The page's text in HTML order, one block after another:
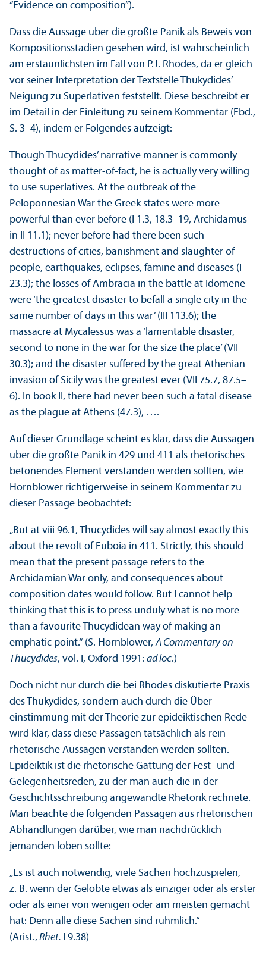
“Evidence on composition”).
Dass die Aussage über die größte Panik als Beweis von
Kompositions­stadien gesehen wird, ist wahrscheinlich
am erstaunlichsten im Fall von P.J. Rhodes, da er gleich
vor seiner Interpretation der Textstelle Thukydides’
Neigung zu Superlativen feststellt. Diese beschreibt er
im Detail in der Einleitung zu seinem Kommentar (Ebd.,
S. 3–4), indem er Folgendes aufzeigt:
Though Thucydides’ narrative manner is commonly
thought of as matter-of-fact, he is actually very willing
to use superlatives. At the outbreak of the
Peloponnesian War the Greek states were more
powerful than ever before (I 1.3, 18.3–19, Archidamus
in II 11.1); never before had there been such
destructions of cities, banishment and slaughter of
people, earthquakes, eclipses, famine and diseases (I
23.3); the losses of Ambracia in the battle at Idomene
were ‘the greatest disaster to befall a single city in the
same number of days in this war’ (III 113.6); the
massacre at Mycalessus was a ‘lamentable disaster,
second to none in the war for the size the place’ (VII
30.3); and the disaster suffered by the great Athenian
invasion of Sicily was the greatest ever (VII 75.7, 87.5–
6). In book II, there had never been such a fatal disease
as the plague at Athens (47.3), ….
Auf dieser Grundlage scheint es klar, dass die Aussagen
über die größte Panik in 429 und 411 als rhetorisches
betonendes Element verstanden werden sollten, wie
Hornblower richtigerweise in seinem Kommentar zu
dieser Passage beobachtet:
„But at viii 96.1, Thucydides will say almost exactly this
about the revolt of Euboia in 411. Strictly, this should
mean that the present passage refers to the
Archidamian War only, and consequences about
composition dates would follow. But I cannot help
thinking that this is to press unduly what is no more
than a favourite Thucydidean way of making an
emphatic point.“ (S. Hornblower,A Commentary on
Thucydides, vol. I, Oxford 1991: ad loc.)
Doch nicht nur durch die bei Rhodes diskutierte Praxis
des Thukydides, sondern auch durch die Über­
einstimmung mit der Theorie zur epideiktischen Rede
wird klar, dass diese Passagen tatsächlich als rein
rhetorische Aussagen verstanden werden sollten.
Epideiktik ist die rhetorische Gattung der Fest- und
Gelegenheits­reden, zu der man auch die in der
Geschichtsschreibung angewandte Rhetorik rechnete.
Man beachte die folgenden Passagen aus rhetorischen
Abhandlungen darüber, wie man nachdrücklich
jemanden loben sollte:
„Es ist auch notwendig, viele Sachen hochzuspielen,
z. B. wenn der Gelobte etwas als einziger oder als erster
oder als einer von wenigen oder am meisten gemacht
hat: Denn alle diese Sachen sind rühmlich.“
(Arist., Rhet. I 9.38)